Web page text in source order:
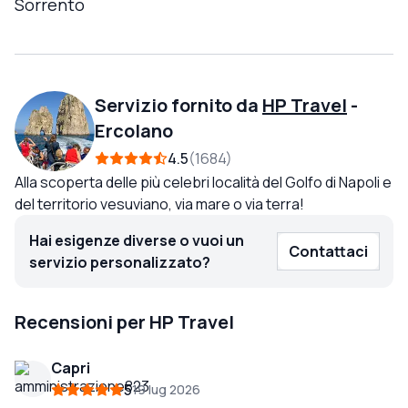
Sorrento
Servizio fornito da HP Travel -
Ercolano
4.5 1684
Alla scoperta delle più celebri località del Golfo di Napoli e
del territorio vesuviano, via mare o via terra!
Hai esigenze diverse o vuoi un
servizio personalizzato?
Contattaci
Recensioni per HP Travel
Capri
519 lug 2026